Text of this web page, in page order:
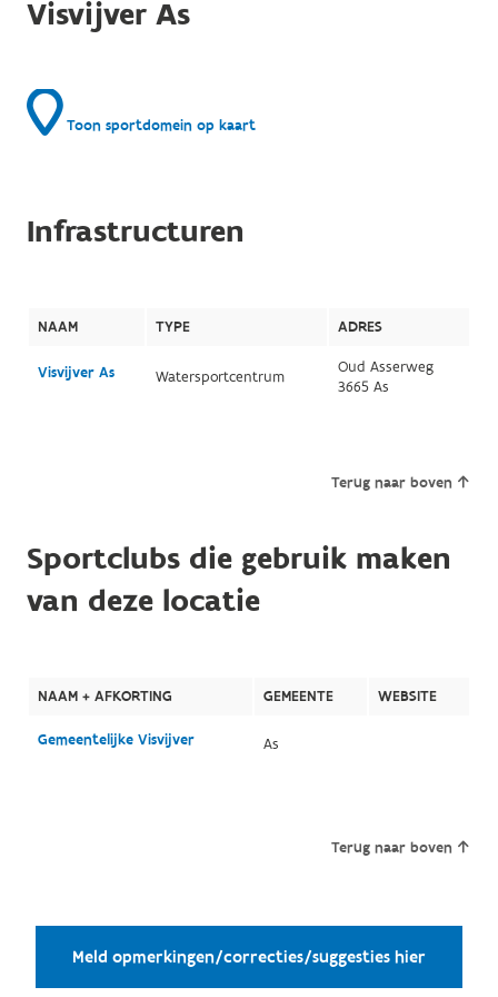
Visvijver As
Toon sportdomein op kaart
Infrastructuren
NAAM TYPE ADRES
Visvijver As Watersportcentrum
Oud Asserweg
3665 As
Terug naar boven
Sportclubs die gebruik maken
van deze locatie
NAAM + AFKORTING GEMEENTE WEBSITE
Gemeentelijke Visvijver As
Terug naar boven
Meld opmerkingen/correcties/suggesties hier